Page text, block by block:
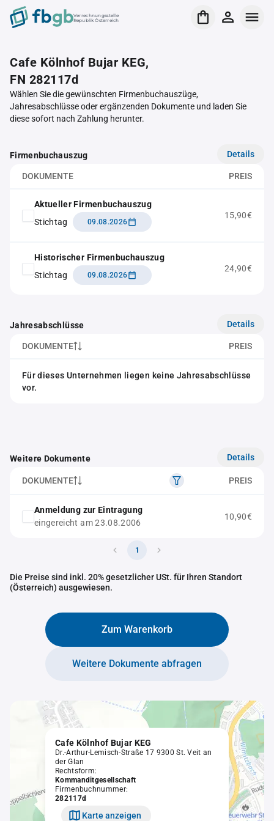
Verrechnungsstelle
Republik Österreich
Cafe Kölnhof Bujar KEG,
FN 282117d
Wählen Sie die gewünschten Firmenbuchauszüge,
Jahresabschlüsse oder ergänzenden Dokumente und laden Sie
diese sofort nach Zahlung herunter.
Firmenbuchauszug Details
DOKUMENTE PREIS
Aktueller Firmenbuchauszug
Stichtag
09.08.2026
15,90€
Historischer Firmenbuchauszug
Stichtag
09.08.2026
24,90€
Jahresabschlüsse Details
DOKUMENTE PREIS
Für dieses Unternehmen liegen keine Jahresabschlüsse
vor.
Weitere Dokumente Details
DOKUMENTE PREIS
Anmeldung zur Eintragung
eingereicht am 23.08.2006
10,90€
1
Die Preise sind inkl. 20% gesetzlicher USt. für Ihren Standort
(Österreich) ausgewiesen.
Zum Warenkorb
Weitere Dokumente abfragen
Cafe Kölnhof Bujar KEG
Dr.-Arthur-Lemisch-Straße 17 9300 St. Veit an
der Glan
Rechtsform:
Kommanditgesellschaft
Firmenbuchnummer:
282117d
Karte anzeigen